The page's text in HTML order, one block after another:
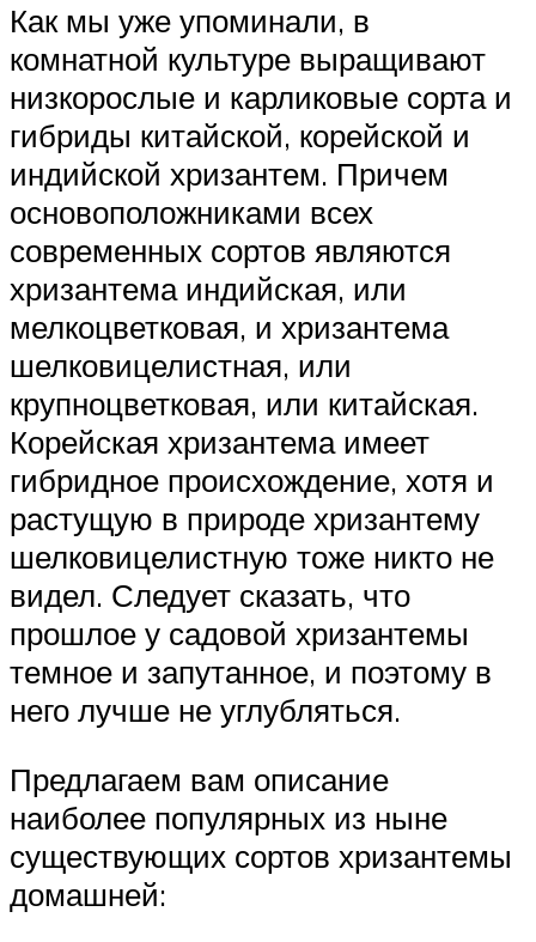
Как мы уже упоминали, в
комнатной культуре выращивают
низкорослые и карликовые сорта и
гибриды китайской, корейской и
индийской хризантем. Причем
основоположниками всех
современных сортов являются
хризантема индийская, или
мелкоцветковая, и хризантема
шелковицелистная, или
крупноцветковая, или китайская.
Корейская хризантема имеет
гибридное происхождение, хотя и
растущую в природе хризантему
шелковицелистную тоже никто не
видел. Следует сказать, что
прошлое у садовой хризантемы
темное и запутанное, и поэтому в
него лучше не углубляться.
Предлагаем вам описание
наиболее популярных из ныне
существующих сортов хризантемы
домашней: